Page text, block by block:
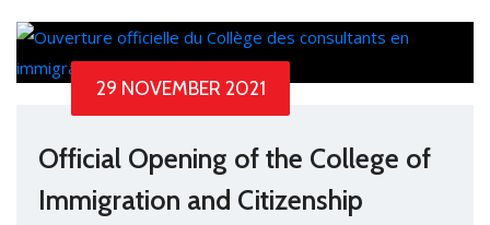
29 NOVEMBER 2021
Official Opening of the College of
Immigration and Citizenship